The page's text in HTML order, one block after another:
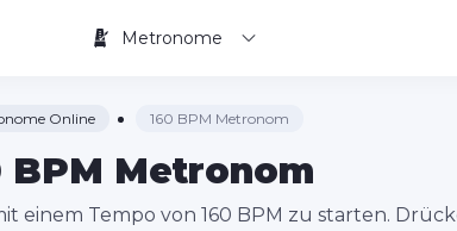
Metronome
Online 160 BPM Metronom
BPM Metronom
einem Tempo von 160 BPM zu starten.